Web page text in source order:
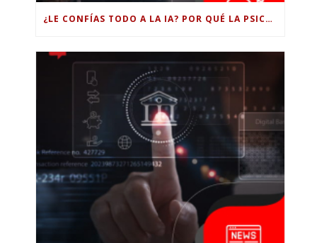
¿LE CONFÍAS TODO A LA IA? POR QUÉ LA PSICÓLOGA DICE QUE ESO PUEDE COSTARTE TUS PROPIAS HABILIDADES